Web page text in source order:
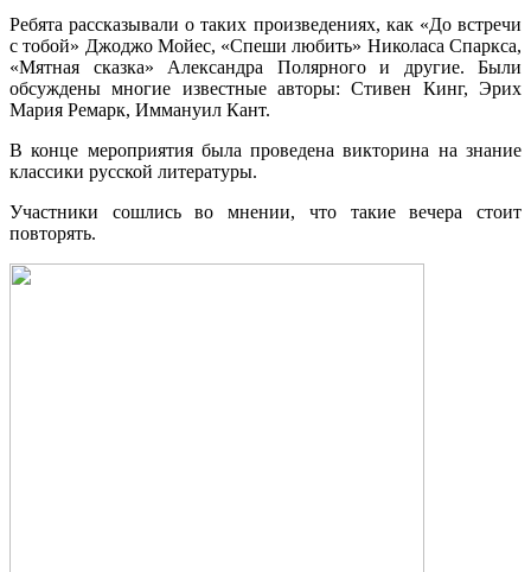
Ребята рассказывали о таких произведениях, как «До встречи
с тобой» Джоджо Мойес, «Спеши любить» Николаса Спаркса,
«Мятная сказка» Александра Полярного и другие. Были
обсуждены многие известные авторы: Стивен Кинг, Эрих
Мария Ремарк, Иммануил Кант.
В конце мероприятия была проведена викторина на знание
классики русской литературы.
Участники сошлись во мнении, что такие вечера стоит
повторять.